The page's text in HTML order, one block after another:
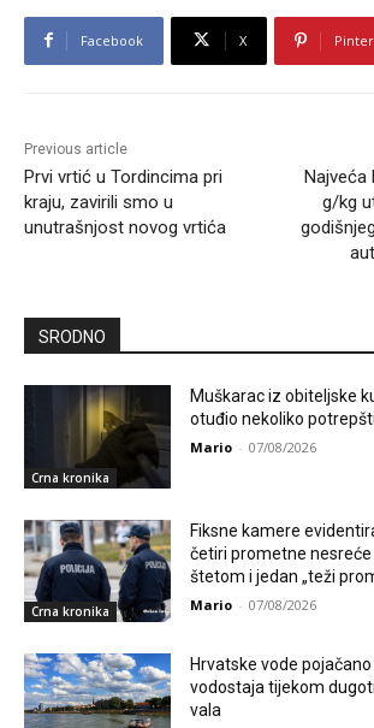
Facebook X
Previous article
Prvi vrtić u Tordincima pri
kraju, zavirili smo u
unutrašnjost novog vrtića
Najveća
g/kg
SRODNO
Crna kronika
Muškarac iz obiteljske
otuđio nekoliko
Mario - 07/08/2026
Crna kronika
Fiksne kamere
četiri prometne
štetom i jedan „teži
Mario - 07/08/2026
Hrvatske vode
vodostaja tijekom
vala